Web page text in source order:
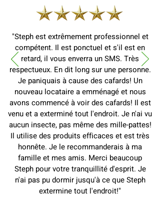
"Steph est extrêmement professionnel et
compétent. Il est ponctuel et s'il est en
retard, il vous enverra un SMS. Très
respectueux. En dit long sur une personne.
Je paniquais à cause des cafards! Un
nouveau locataire a emménagé et nous
avons commencé à voir des cafards! Il est
venu et a exterminé tout l'endroit. Je n'ai vu
aucun insecte, pas même des mille-pattes!
Il utilise des produits efficaces et est très
honnête. Je le recommanderais à ma
famille et mes amis. Merci beaucoup
Steph pour votre tranquillité d'esprit. Je
n'ai pas pu dormir jusqu'à ce que Steph
extermine tout l'endroit!"